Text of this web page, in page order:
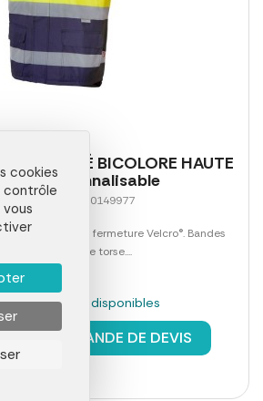
MATELASSÉ BICOLORE HAUTE
personnalisable
00016LAB0149977
Rabat avec fermeture Velcro®. Bandes
sur le torse....
: 251 pièces disponibles
€ DEMANDE DE DEVIS
cookies
contrôle